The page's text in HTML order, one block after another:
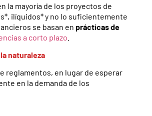
la mayoría de los proyectos de
ilíquidos* y no lo suficientemente
se basan en prácticas de
a corto plazo
naturaleza
reglamentos, en lugar de esperar
en la demanda de los